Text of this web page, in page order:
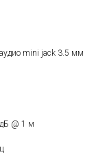
mini jack 3.5 мм
@ 1 м